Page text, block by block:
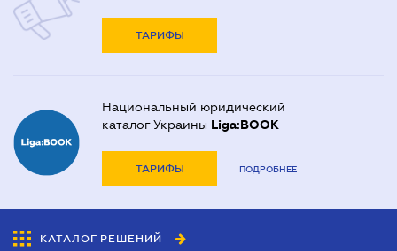
ТАРИФЫ
Национальный юридический
каталог Украины Liga:BOOK
ТАРИФЫ ПОДРОБНЕЕ
КАТАЛОГ РЕШЕНИЙ